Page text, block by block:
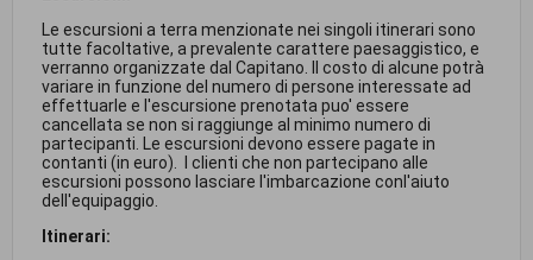
Le escursioni a terra menzionate nei singoli itinerari sono
tutte facoltative, a prevalente carattere paesaggistico, e
verranno organizzate dal Capitano. Il costo di alcune potrà
variare in funzione del numero di persone interessate ad
effettuarle e l'escursione prenotata puo' essere
cancellata se non si raggiunge al minimo numero di
partecipanti. Le escursioni devono essere pagate in
contanti (in euro). I clienti che non partecipano alle
escursioni possono lasciare l'imbarcazione conl'aiuto
dell'equipaggio.
Itinerari: